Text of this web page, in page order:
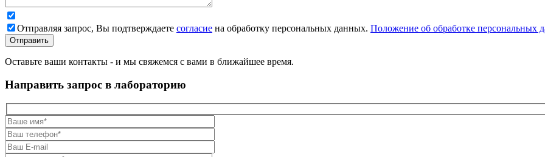
Отправляя запрос, Вы подтверждаете согласие на обработку персональных данных. Положение об обработке персональных
Оставьте ваши контакты - и мы свяжемся с вами в ближайшее время.
Направить запрос в лабораторию